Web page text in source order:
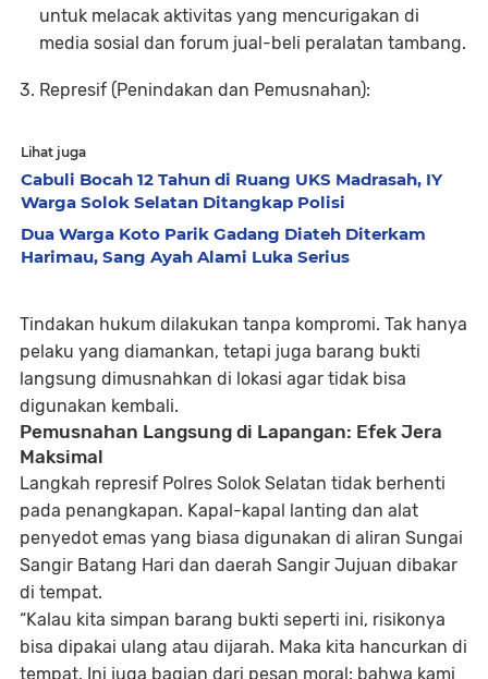
untuk melacak aktivitas yang mencurigakan di
media sosial dan forum jual-beli peralatan tambang.
Represif (Penindakan dan Pemusnahan):
Lihat juga
Cabuli Bocah 12 Tahun di Ruang UKS Madrasah, IY
Warga Solok Selatan Ditangkap Polisi
Dua Warga Koto Parik Gadang Diateh Diterkam
Harimau, Sang Ayah Alami Luka Serius
Tindakan hukum dilakukan tanpa kompromi. Tak hanya
pelaku yang diamankan, tetapi juga barang bukti
langsung dimusnahkan di lokasi agar tidak bisa
digunakan kembali.
Pemusnahan Langsung di Lapangan: Efek Jera
Maksimal
Langkah represif Polres Solok Selatan tidak berhenti
pada penangkapan. Kapal-kapal lanting dan alat
penyedot emas yang biasa digunakan di aliran Sungai
Sangir Batang Hari dan daerah Sangir Jujuan dibakar
di tempat.
“Kalau kita simpan barang bukti seperti ini, risikonya
bisa dipakai ulang atau dijarah. Maka kita hancurkan di
tempat. Ini juga bagian dari pesan moral: bahwa kami